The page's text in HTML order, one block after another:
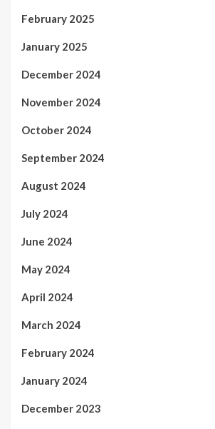
February 2025
January 2025
December 2024
November 2024
October 2024
September 2024
August 2024
July 2024
June 2024
May 2024
April 2024
March 2024
February 2024
January 2024
December 2023